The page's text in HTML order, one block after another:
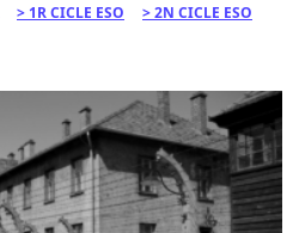
1R CICLE ESO
2N CICLE ESO